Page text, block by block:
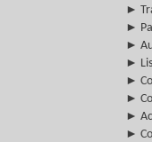
►
►
►
►
►
►
►
►